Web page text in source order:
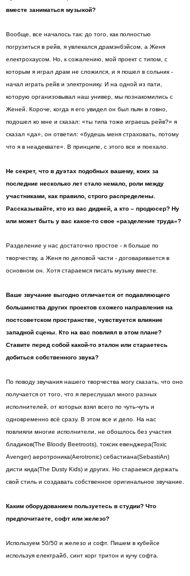
вместе заниматься музыкой?
Вообще, все началось так: до того, как полностью
погрузиться в рейв, я увлекался драмэнбэйсом, а Женя
електрохаусом. Но, к сожалению, мой проект с типом, с
которым я играл драм не сложился, и я пошел в сольник -
начал играть рейв и электронику. И на одной из пати,
которую организовывал наш универ, мы познакомились с
Женей. Короче, когда я его увидел он был пьян в говно,
подошел ко мне и сказал: «ты типа тоже играешь рейв?» я
сказал «да», он ответил: «будешь меня страховать, потому
что я в неадеквате». В принципе, с этого все и поехало.
Не секрет, что в дуэтах подобных вашему, коих за
последние несколько лет стало немало, роли между
участниками, как правило, строго распределены.
Рассказывайте, кто из вас диджей, а кто – продюсер? Ну
или может быть у вас какое-то свое «разделение труда»?
Разделение у нас достаточно простое - я больше по
творчеству, а Женя по деловой части - договаривается в
основном он. Хотя стараемся писать музыку вместе.
Ваше звучание выгодно отличается от подавляющего
большинства других проектов схожего направления на
постсоветском пространстве, чувствуется влияние
западной сцены . Кто на вас повлиял в этом плане?
Ставите перед собой какой-то эталон или стараетесь
добиться собственного звука?
По поводу звучания нашего творчества могу сказать, что оно
получается от того, что я переслушал много разных
исполнителей, от которых взял всего по чуть-чуть и
одновременно всё сразу. В этом все и дело. На нас
повлияли многие исполнители, не обошлось без участия
бладиков(The Bloody Beetroots), токсик евенджера(Toxic
Avenger) аеротроника(Aerotronic) себастиана(SebastiAn)
дисти кида(The Dusty Kids) и других. Но стараемся держать
свой стиль и создавать собственное оригинальное звучание.
Каким оборудованием пользуетесь в студии? Что
предпочитаете, софт или железо?
Используем 50/50 и железо и софт. Пишем в кубейсе
используя електрайб, синт корг тритон и кучу софта.